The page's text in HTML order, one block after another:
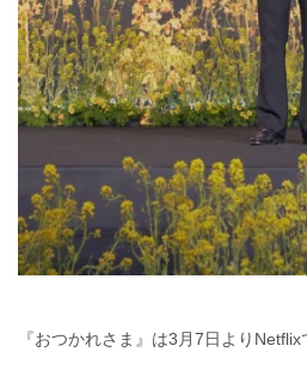
『おつかれさま』は3月7日よりNetflix